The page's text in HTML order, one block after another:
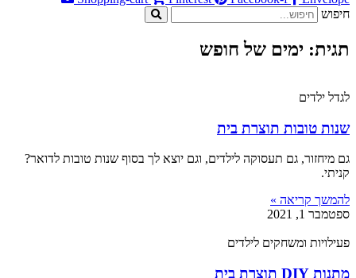
חיפוש
תגית: ימים של חופש
לגדל ילדים
שנות טובות תוצרת בית
גם מיחזור, גם תעסוקה לילדים, וגם יוצא לך בסוף שנות טובות לדואר?
קניתי.
להמשך קריאה »
ספטמבר 1, 2021
פעילויות ומשחקים לילדים
מתנות DIY תוצרת בית